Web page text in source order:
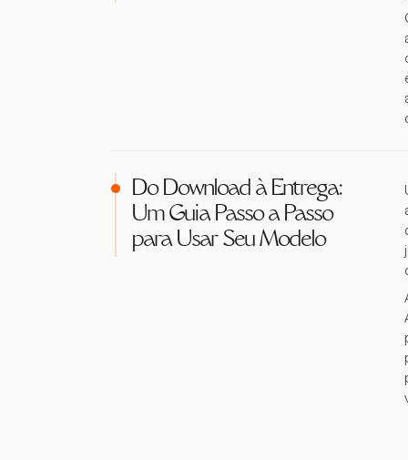
Do Download à Entrega:
Um Guia Passo a Passo
para Usar Seu Modelo